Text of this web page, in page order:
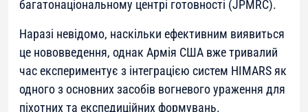
багатонаціональному центрі готовності (JPMRC).
Наразі невідомо, наскільки ефективним виявиться
це нововведення, однак Армія США вже тривалий
час експериментує з інтеграцією систем HIMARS як
одного з основних засобів вогневого ураження для
піхотних та експедиційних формувань.